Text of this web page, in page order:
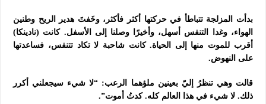
بدأت المزلجة تتباطأ في حركتها أكثر فأكثر، وخَفتَ هدير الريح وطنين
الهواء، وغدا التنفس أسهل، وأخيرًا وصلنا إلى الأسفل. كانت (نادينكا)
أقرب للموت منها إلى الحياة. كانت شاحبة لا تكاد تتنفس، فساعدتها
على النهوض.
قالت وهي تنظرُ إليّ بعينين ملؤهما الرعب: “لا شيء سيجعلني أكرر
ذلك. لا شيء في هذا العالم كله. كدتُ أموت”.